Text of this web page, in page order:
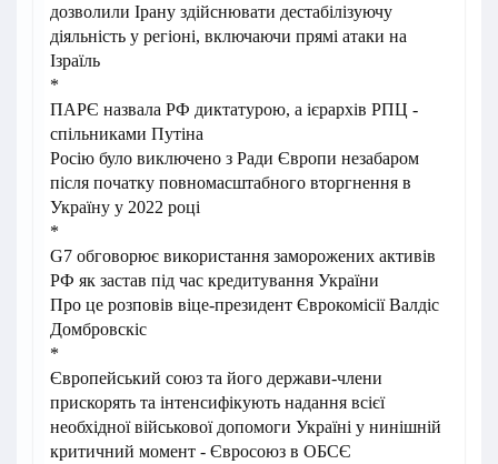
дозволили Ірану здійснювати дестабілізуючу
діяльність у регіоні, включаючи прямі атаки на
Ізраїль
*
ПАРЄ назвала РФ диктатурою, а ієрархів РПЦ -
спільниками Путіна
Росію було виключено з Ради Європи незабаром
після початку повномасштабного вторгнення в
Україну у 2022 році
*
G7 обговорює використання заморожених активів
РФ як застав під час кредитування України
Про це розповів віце-президент Єврокомісії Валдіс
Домбровскіс
*
Європейський союз та його держави-члени
прискорять та інтенсифікують надання всієї
необхідної військової допомоги Україні у нинішній
критичний момент - Євросоюз в ОБСЄ